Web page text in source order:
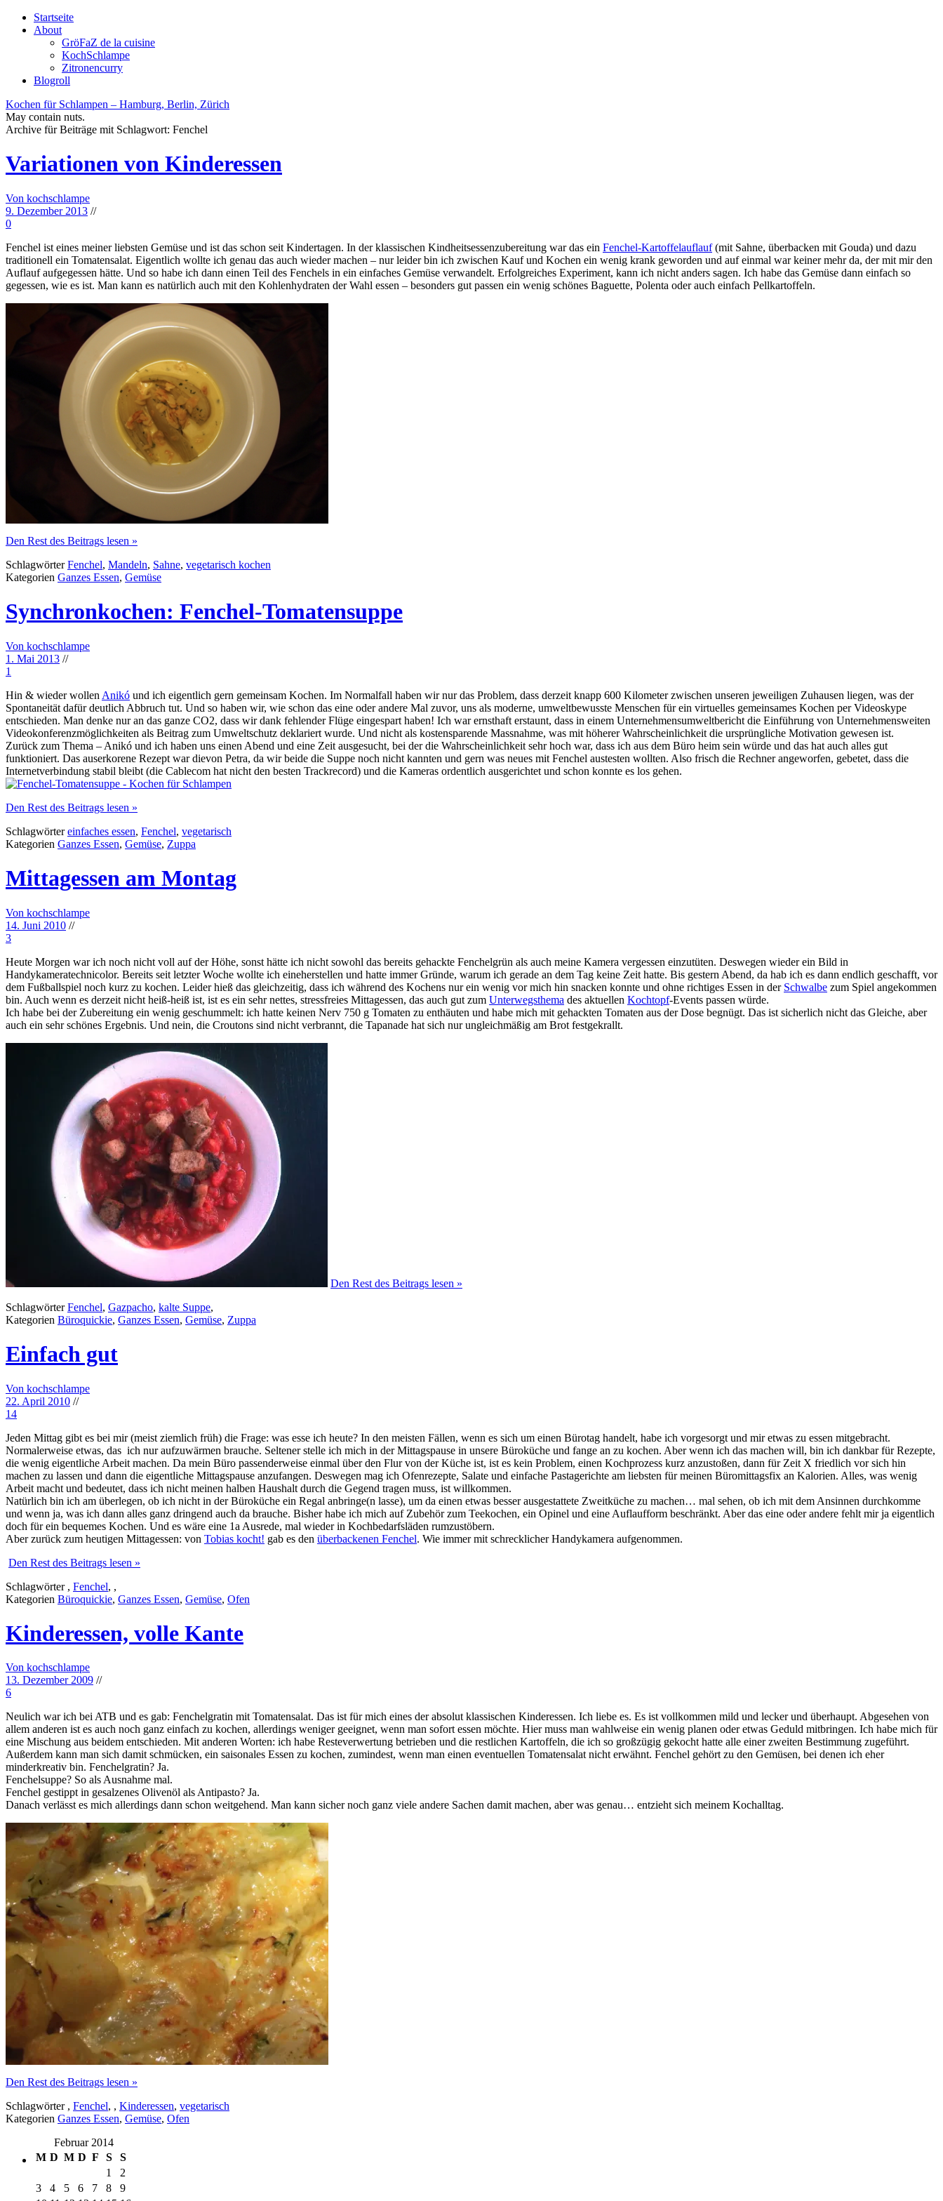
Startseite
About
GröFaZ de la cuisine
KochSchlampe
Zitronencurry
Blogroll
Kochen für Schlampen – Hamburg, Berlin, Zürich
May contain nuts.
Archive für Beiträge mit Schlagwort: Fenchel
Variationen von Kinderessen
Von kochschlampe
9. Dezember 2013 //
0
Fenchel ist eines meiner liebsten Gemüse und ist das schon seit Kindertagen. In der klassischen Kindheitsessenzubereitung war das ein Fenchel-Kartoffelauflauf(mit Sahne, überbacken mit Gouda) und dazu
traditionell ein Tomatensalat. Eigentlich wollte ich genau das auch wieder machen – nur leider bin ich zwischen Kauf und Kochen ein wenig krank geworden und auf einmal war keiner mehr da, der mit mir den
Auflauf aufgegessen hätte. Und so habe ich dann einen Teil des Fenchels in ein einfaches Gemüse verwandelt. Erfolgreiches Experiment, kann ich nicht anders sagen. Ich habe das Gemüse dann einfach so
gegessen, wie es ist. Man kann es natürlich auch mit den Kohlenhydraten der Wahl essen – besonders gut passen ein wenig schönes Baguette, Polenta oder auch einfach Pellkartoffeln.
Den Rest des Beitrags lesen »
SchlagwörterFenchel, Mandeln, Sahne, vegetarisch kochen
Kategorien Ganzes Essen, Gemüse
Synchronkochen: Fenchel-Tomatensuppe
Von kochschlampe
1. Mai 2013 //
1
Hin & wieder wollen Anikó und ich eigentlich gern gemeinsam Kochen. Im Normalfall haben wir nur das Problem, dass derzeit knapp 600 Kilometer zwischen unseren jeweiligen Zuhausen liegen, was der
Spontaneität dafür deutlich Abbruch tut. Und so haben wir, wie schon das eine oder andere Mal zuvor, uns als moderne, umweltbewusste Menschen für ein virtuelles gemeinsames Kochen per Videoskype
entschieden. Man denke nur an das ganze CO2, dass wir dank fehlender Flüge eingespart haben! Ich war ernsthaft erstaunt, dass in einem Unternehmensumweltbericht die Einführung von Unternehmensweiten
Videokonferenzmöglichkeiten als Beitrag zum Umweltschutz deklariert wurde. Und nicht als kostensparende Massnahme, was mit höherer Wahrscheinlichkeit die ursprüngliche Motivation gewesen ist.
Zurück zum Thema – Anikó und ich haben uns einen Abend und eine Zeit ausgesucht, bei der die Wahrscheinlichkeit sehr hoch war, dass ich aus dem Büro heim sein würde und das hat auch alles gut
funktioniert. Das auserkorene Rezept war dievon Petra, da wir beide die Suppe noch nicht kannten und gern was neues mit Fenchel austesten wollten. Also frisch die Rechner angeworfen, gebetet, dass die
Internetverbindung stabil bleibt (die Cablecom hat nicht den besten Trackrecord) und die Kameras ordentlich ausgerichtet und schon konnte es los gehen.
Den Rest des Beitrags lesen »
Schlagwörtereinfaches essen, Fenchel, vegetarisch
Kategorien Ganzes Essen, Gemüse, Zuppa
Mittagessen am Montag
Von kochschlampe
14. Juni 2010 //
3
Heute Morgen war ich noch nicht voll auf der Höhe, sonst hätte ich nicht sowohl das bereits gehackte Fenchelgrün als auch meine Kamera vergessen einzutüten. Deswegen wieder ein Bild in
Handykameratechnicolor. Bereits seit letzter Woche wollte ich eineherstellen und hatte immer Gründe, warum ich gerade an dem Tag keine Zeit hatte. Bis gestern Abend, da hab ich es dann endlich geschafft, vor
dem Fußballspiel noch kurz zu kochen. Leider hieß das gleichzeitig, dass ich während des Kochens nur ein wenig vor mich hin snacken konnte und ohne richtiges Essen in der Schwalbe zum Spiel angekommen
bin. Auch wenn es derzeit nicht heiß-heiß ist, ist es ein sehr nettes, stressfreies Mittagessen, das auch gut zum Unterwegsthema des aktuellen Kochtopf-Events passen würde.
Ich habe bei der Zubereitung ein wenig geschummelt: ich hatte keinen Nerv 750 g Tomaten zu enthäuten und habe mich mit gehackten Tomaten aus der Dose begnügt. Das ist sicherlich nicht das Gleiche, aber
auch ein sehr schönes Ergebnis. Und nein, die Croutons sind nicht verbrannt, die Tapanade hat sich nur ungleichmäßig am Brot festgekrallt.
Den Rest des Beitrags lesen »
SchlagwörterFenchel, Gazpacho, kalte Suppe,
Kategorien Büroquickie, Ganzes Essen, Gemüse, Zuppa
Einfach gut
Von kochschlampe
22. April 2010 //
14
Jeden Mittag gibt es bei mir (meist ziemlich früh) die Frage: was esse ich heute? In den meisten Fällen, wenn es sich um einen Bürotag handelt, habe ich vorgesorgt und mir etwas zu essen mitgebracht.
Normalerweise etwas, das ich nur aufzuwärmen brauche. Seltener stelle ich mich in der Mittagspause in unsere Büroküche und fange an zu kochen. Aber wenn ich das machen will, bin ich dankbar für Rezepte,
die wenig eigentliche Arbeit machen. Da mein Büro passenderweise einmal über den Flur von der Küche ist, ist es kein Problem, einen Kochprozess kurz anzustoßen, dann für Zeit X friedlich vor sich hin
machen zu lassen und dann die eigentliche Mittagspause anzufangen. Deswegen mag ich Ofenrezepte, Salate und einfache Pastagerichte am liebsten für meinen Büromittagsfix an Kalorien. Alles, was wenig
Arbeit macht und bedeutet, dass ich nicht meinen halben Haushalt durch die Gegend tragen muss, ist willkommen.
Natürlich bin ich am überlegen, ob ich nicht in der Büroküche ein Regal anbringe(n lasse), um da einen etwas besser ausgestattete Zweitküche zu machen… mal sehen, ob ich mit dem Ansinnen durchkomme
und wenn ja, was ich dann alles ganz dringend auch da brauche. Bisher habe ich mich auf Zubehör zum Teekochen, ein Opinel und eine Auflaufform beschränkt. Aber das eine oder andere fehlt mir ja eigentlich
doch für ein bequemes Kochen. Und es wäre eine 1a Ausrede, mal wieder in Kochbedarfsläden rumzustöbern.
Aber zurück zum heutigen Mittagessen: von Tobias kocht! gab es den überbackenen Fenchel. Wie immer mit schrecklicher Handykamera aufgenommen.
Den Rest des Beitrags lesen »
Schlagwörter , Fenchel, ,
Kategorien Büroquickie, Ganzes Essen, Gemüse, Ofen
Kinderessen, volle Kante
Von kochschlampe
13. Dezember 2009 //
6
Neulich war ich bei ATB und es gab: Fenchelgratin mit Tomatensalat. Das ist für mich eines der absolut klassischen Kinderessen. Ich liebe es. Es ist vollkommen mild und lecker und überhaupt. Abgesehen von
allem anderen ist es auch noch ganz einfach zu kochen, allerdings weniger geeignet, wenn man sofort essen möchte. Hier muss man wahlweise ein wenig planen oder etwas Geduld mitbringen. Ich habe mich für
eine Mischung aus beidem entschieden. Mit anderen Worten: ich habe Resteverwertung betrieben und die restlichen Kartoffeln, die ich so großzügig gekocht hatte alle einer zweiten Bestimmung zugeführt.
Außerdem kann man sich damit schmücken, ein saisonales Essen zu kochen, zumindest, wenn man einen eventuellen Tomatensalat nicht erwähnt. Fenchel gehört zu den Gemüsen, bei denen ich eher
minderkreativ bin. Fenchelgratin? Ja.
Fenchelsuppe? So als Ausnahme mal.
Fenchel gestippt in gesalzenes Olivenöl als Antipasto? Ja.
Danach verlässt es mich allerdings dann schon weitgehend. Man kann sicher noch ganz viele andere Sachen damit machen, aber was genau… entzieht sich meinem Kochalltag.
Den Rest des Beitrags lesen »
Schlagwörter , Fenchel, , Kinderessen, vegetarisch
Kategorien Ganzes Essen, Gemüse, Ofen
Februar 2014
M D M D F S S
1
2
3
4 5 6 7 8
9